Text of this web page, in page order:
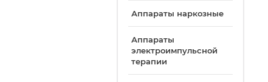
Аппараты наркозные
Аппараты
электроимпульсной
терапии